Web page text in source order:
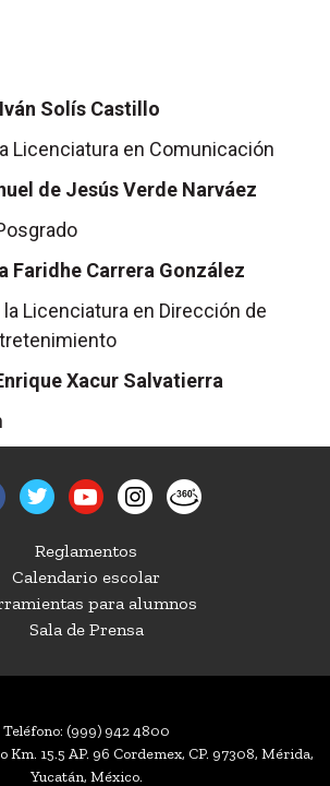
Solís Castillo
Licenciatura en Comunicación
de Jesús Verde Narváez
Faridhe Carrera González
Licenciatura en Dirección de
Xacur Salvatierra
Reglamentos
Calendario escolar
para alumnos
Sala de Prensa
Teléfono: (999) 942 4800
15.5 AP. 96 Cordemex, CP. 97308, Mérida,
Yucatán, México.